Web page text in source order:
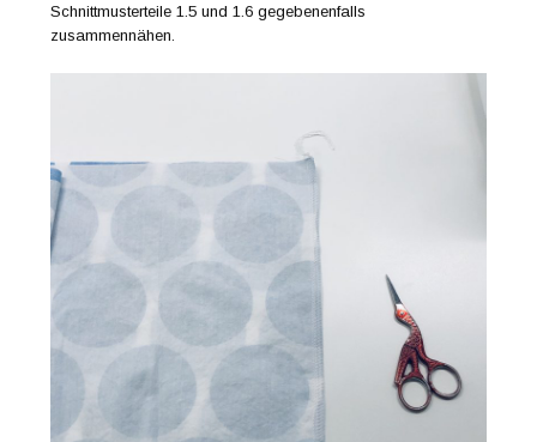
Schnittmusterteile 1.5 und 1.6 gegebenenfalls
zusammennähen.